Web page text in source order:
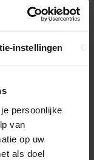
instellingen
persoonlijke
van
op uw
als doel